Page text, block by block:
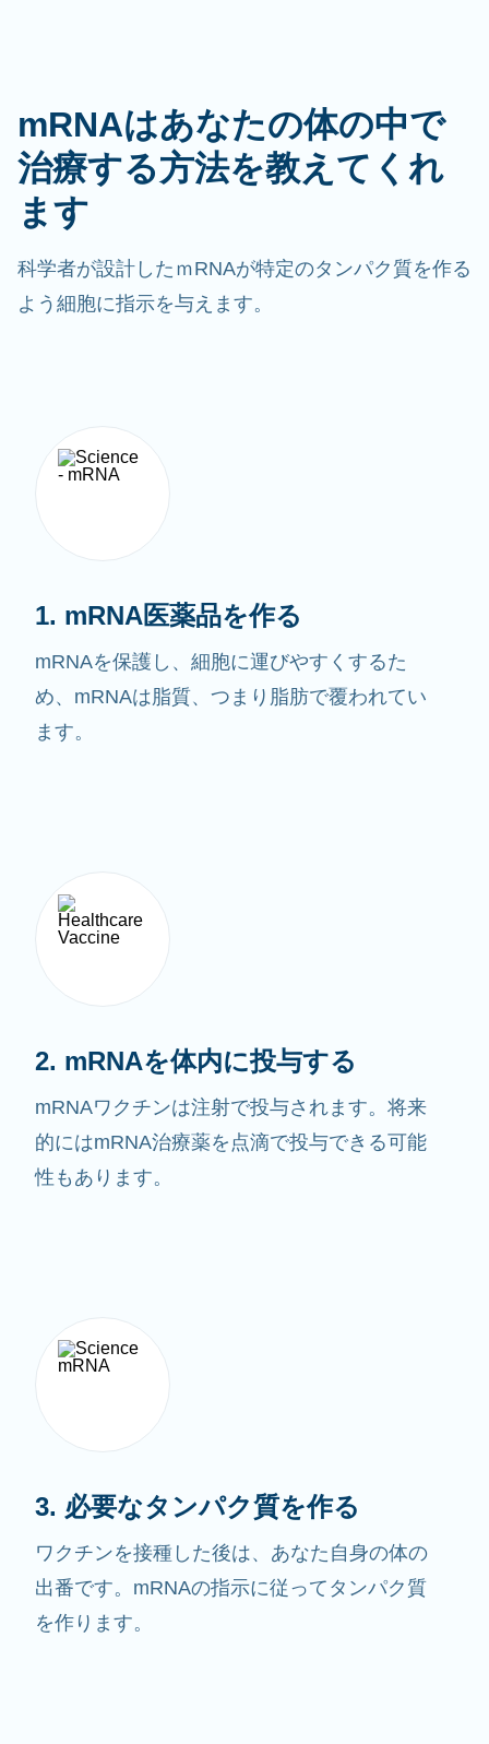
mRNAはあなたの体の中で
治療する方法を教えてくれ
ます
科学者が設計したｍRNAが特定のタンパク質を作る
よう細胞に指示を与えます。
1. mRNA医薬品を作る
mRNAを保護し、細胞に運びやすくするた
め、mRNAは脂質、つまり脂肪で覆われてい
ます。
2. mRNAを体内に投与する
mRNAワクチンは注射で投与されます。将来
的にはmRNA治療薬を点滴で投与できる可能
性もあります。
3. 必要なタンパク質を作る
ワクチンを接種した後は、あなた自身の体の
出番です。mRNAの指示に従ってタンパク質
を作ります。